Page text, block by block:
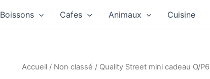
Boissons Cafes Animaux Cuisine
Accueil / Non classé / Quality Street mini cadeau O/P6
quantité